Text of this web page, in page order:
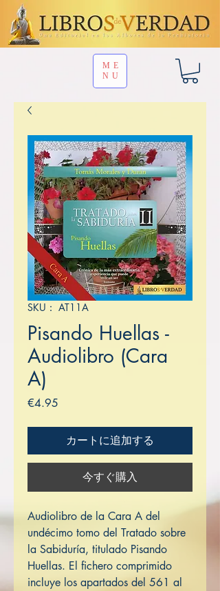
ME
NU
SKU： AT11A
Pisando Huellas -
Audiolibro (Cara
A)
€4.95
カートに追加する
今すぐ購入
Audiolibro de la Cara A del
undécimo tomo del Tratado sobre
la Sabiduría, titulado Pisando
Huellas. El fichero comprimido
incluye los apartados del 561 al